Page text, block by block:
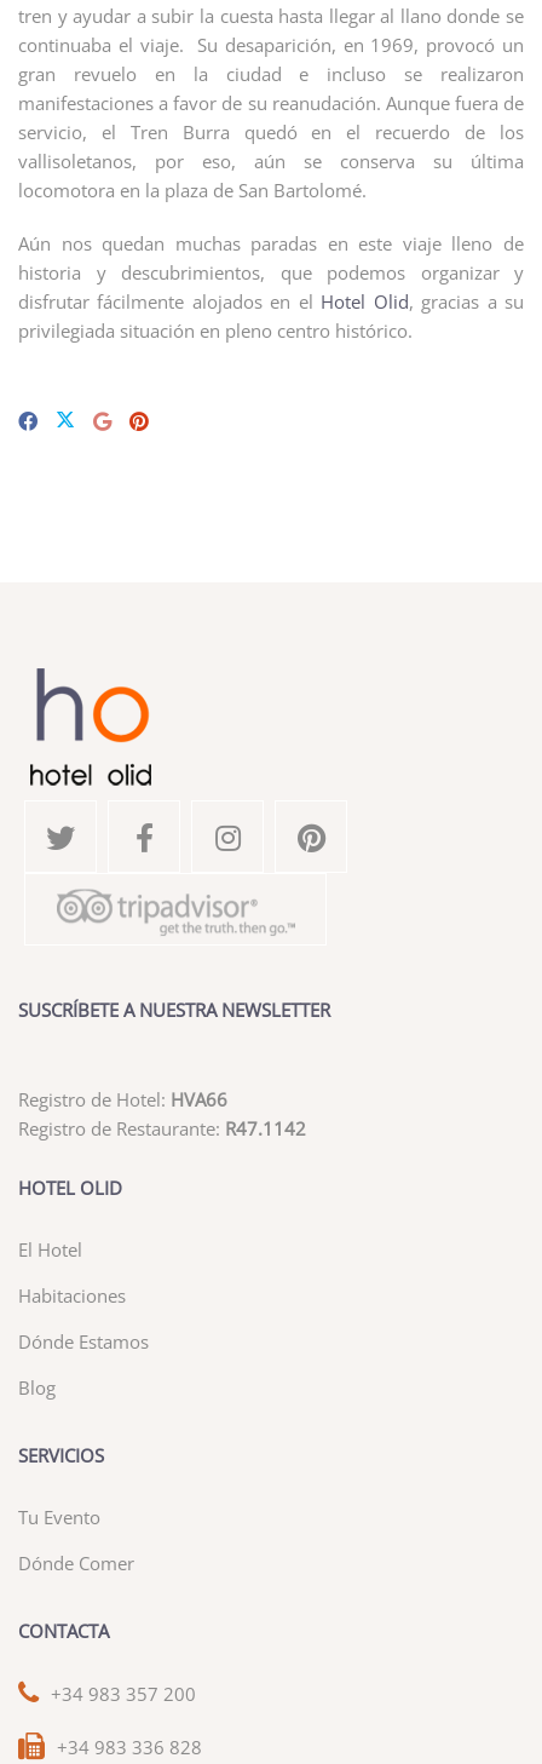
tren y ayudar a subir la cuesta hasta llegar al llano donde se
continuaba el viaje. Su desaparición, en 1969, provocó un
gran revuelo en la ciudad e incluso se realizaron
manifestaciones a favor de su reanudación. Aunque fuera de
servicio, el Tren Burra quedó en el recuerdo de los
vallisoletanos, por eso, aún se conserva su última
locomotora en la plaza de San Bartolomé.
Aún nos quedan muchas paradas en este viaje lleno de
historia y descubrimientos, que podemos organizar y
disfrutar fácilmente alojados en el Hotel Olid, gracias a su
privilegiada situación en pleno centro histórico.
SUSCRÍBETE A NUESTRA NEWSLETTER
Registro de Hotel: HVA66
Registro de Restaurante: R47.1142
HOTEL OLID
El Hotel
Habitaciones
Dónde Estamos
Blog
SERVICIOS
Tu Evento
Dónde Comer
CONTACTA
+34 983 357 200
+34 983 336 828